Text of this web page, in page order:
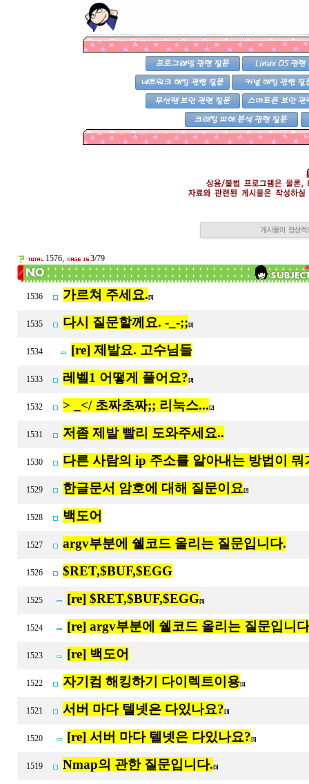
1576, 3/79
1536 가르쳐 주세요. [5]
1535 다시 질문할께요. -_-;; [1]
1534 [re] 제발요. 고수님들
1533 레벨1 어떻게 풀어요? [3]
1532 > _</ 초짜초짜;; 리눅스... [2]
1531 저좀 제발 빨리 도와주세요..
1530 다른 사람의 ip 주소를 알아내는 방법이 뭐
1529 한글문서 암호에 대해 질문이요[2]
1528 백도어
1527 argv부분에 쉘코드 올리는 질문입니다.
1526 $RET,$BUF,$EGG
1525 [re] $RET,$BUF,$EGG[5]
1524 [re] argv부분에 쉘코드 올리는 질문입니
1523 [re] 백도어
1522 자기컴 해킹하기 다이렉트이용[1]
1521 서버 마다 텔넷은 다있나요? [3]
1520 [re] 서버 마다 텔넷은 다있나요? [1]
1519 Nmap의 관한 질문입니다. [5]